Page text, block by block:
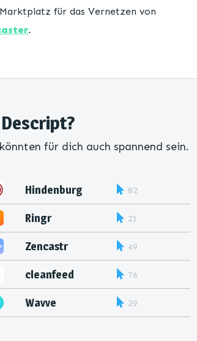
für das Vernetzen von
.
für dich auch spannend sein.
Hindenburg 82
Ringr 21
Zencastr 49
cleanfeed 76
Wavve 29